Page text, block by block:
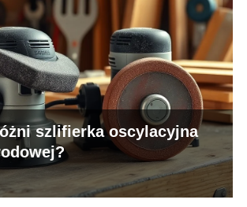
szlifierka oscylacyjna